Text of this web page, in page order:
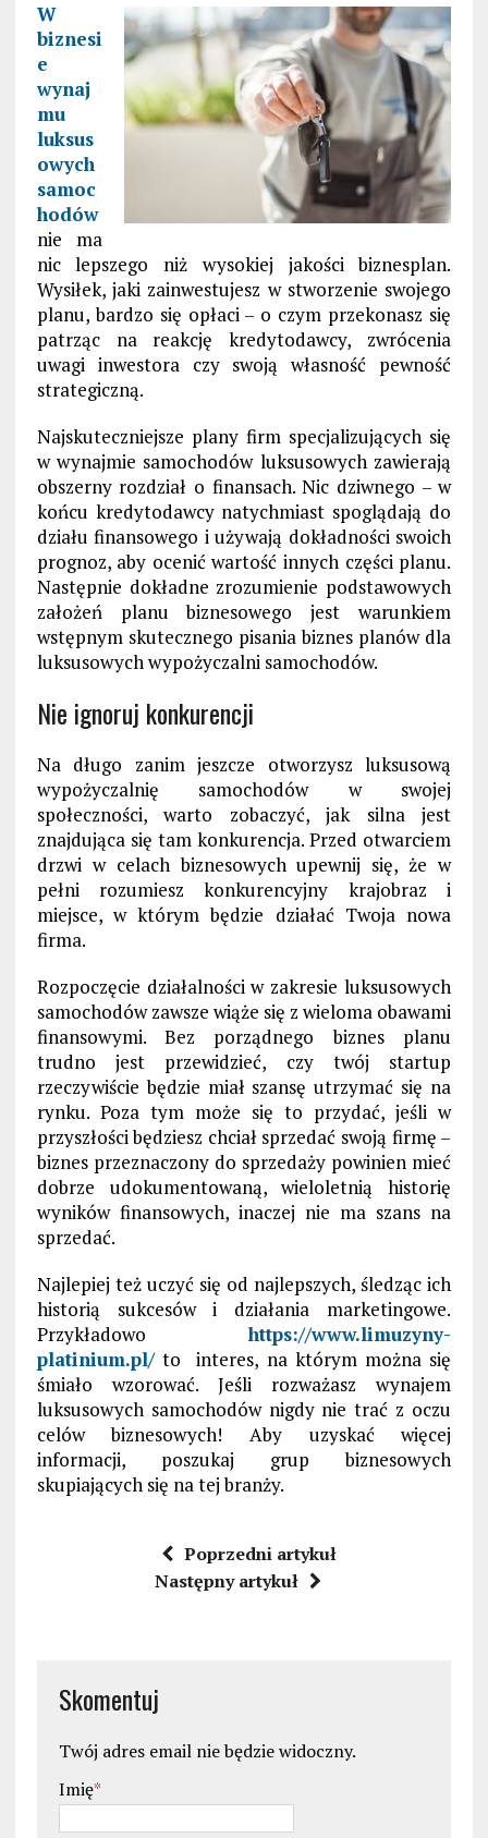
W
biznesi
e
wynaj
mu
luksus
owych
samoc
hodów
nie ma
nic lepszego niż wysokiej jakości biznesplan.
Wysiłek, jaki zainwestujesz w stworzenie swojego
planu, bardzo się opłaci – o czym przekonasz się
patrząc na reakcję kredytodawcy, zwrócenia
uwagi inwestora czy swoją własność pewność
strategiczną.
Najskuteczniejsze plany firm specjalizujących się
w wynajmie samochodów luksusowych zawierają
obszerny rozdział o finansach. Nic dziwnego – w
końcu kredytodawcy natychmiast spoglądają do
działu finansowego i używają dokładności swoich
prognoz, aby ocenić wartość innych części planu.
Następnie dokładne zrozumienie podstawowych
założeń planu biznesowego jest warunkiem
wstępnym skutecznego pisania biznes planów dla
luksusowych wypożyczalni samochodów.
Nie ignoruj konkurencji
Na długo zanim jeszcze otworzysz luksusową
wypożyczalnię samochodów w swojej
społeczności, warto zobaczyć, jak silna jest
znajdująca się tam konkurencja. Przed otwarciem
drzwi w celach biznesowych upewnij się, że w
pełni rozumiesz konkurencyjny krajobraz i
miejsce, w którym będzie działać Twoja nowa
firma.
Rozpoczęcie działalności w zakresie luksusowych
samochodów zawsze wiąże się z wieloma obawami
finansowymi. Bez porządnego biznes planu
trudno jest przewidzieć, czy twój startup
rzeczywiście będzie miał szansę utrzymać się na
rynku. Poza tym może się to przydać, jeśli w
przyszłości będziesz chciał sprzedać swoją firmę –
biznes przeznaczony do sprzedaży powinien mieć
dobrze udokumentowaną, wieloletnią historię
wyników finansowych, inaczej nie ma szans na
sprzedać.
Najlepiej też uczyć się od najlepszych, śledząc ich
historią sukcesów i działania marketingowe.
Przykładowohttps://www.limuzyny-
platinium.pl/to interes, na którym można się
śmiało wzorować. Jeśli rozważasz wynajem
luksusowych samochodów nigdy nie trać z oczu
celów biznesowych! Aby uzyskać więcej
informacji, poszukaj grup biznesowych
skupiających się na tej branży.
Poprzedni artykuł
Następny artykuł
Skomentuj
Twój adres email nie będzie widoczny.
Imię*